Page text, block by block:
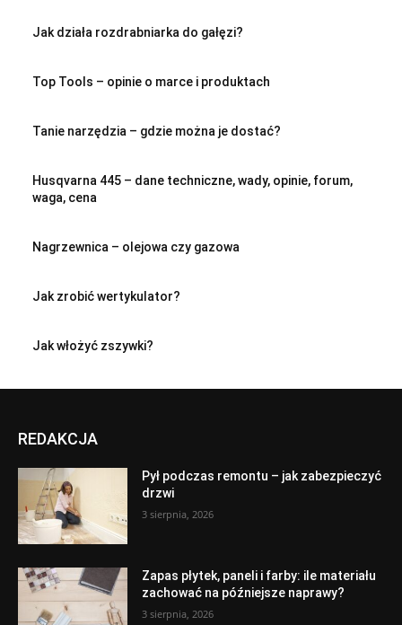
Jak działa rozdrabniarka do gałęzi?
Top Tools – opinie o marce i produktach
Tanie narzędzia – gdzie można je dostać?
Husqvarna 445 – dane techniczne, wady, opinie, forum,
waga, cena
Nagrzewnica – olejowa czy gazowa
Jak zrobić wertykulator?
Jak włożyć zszywki?
REDAKCJA
Pył podczas remontu – jak zabezpieczyć
drzwi
3 sierpnia, 2026
Zapas płytek, paneli i farby: ile materiału
zachować na późniejsze naprawy?
3 sierpnia, 2026